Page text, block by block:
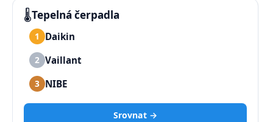
🌡️Tepelná čerpadla
1 Daikin
2 Vaillant
3 NIBE
Srovnat →